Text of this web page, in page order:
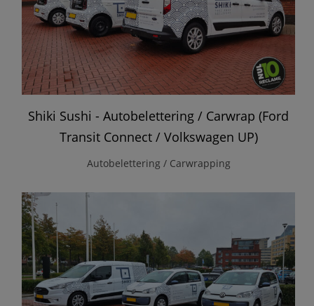
Shiki Sushi - Autobelettering / Carwrap (Ford
Transit Connect / Volkswagen UP)
Autobelettering / Carwrapping